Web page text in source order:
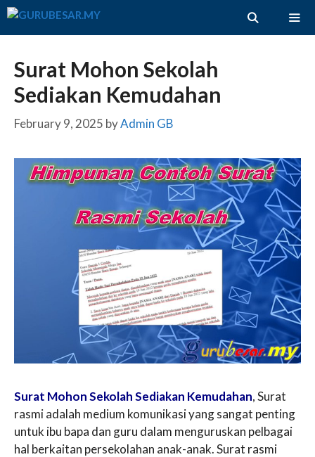
Skip
Surat Mohon Sekolah
Sediakan Kemudahan
February 9, 2025 byAdmin GB
Surat Mohon Sekolah Sediakan Kemudahan, Surat
rasmi adalah medium komunikasi yang sangat penting
untuk ibu bapa dan guru dalam menguruskan pelbagai
hal berkaitan persekolahan anak-anak. Surat rasmi